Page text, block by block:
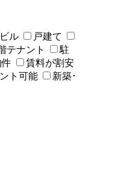
ル
戸建て
テナント
駐
賃料が割安
ト可能
新築･